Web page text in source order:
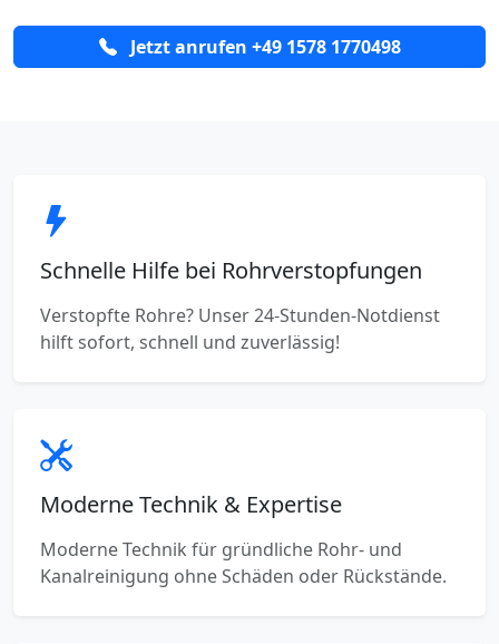
Jetzt anrufen +49 1578 1770498
Schnelle Hilfe bei Rohrverstopfungen
Verstopfte Rohre? Unser 24-Stunden-Notdienst
hilft sofort, schnell und zuverlässig!
Moderne Technik & Expertise
Moderne Technik für gründliche Rohr- und
Kanalreinigung ohne Schäden oder Rückstände.